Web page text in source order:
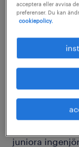
nyckeln till
dirigent.
AI förändrar
Enligt en
juniora
acceptera eller avvisa
preferenser. Du kan
cookiepolicy.